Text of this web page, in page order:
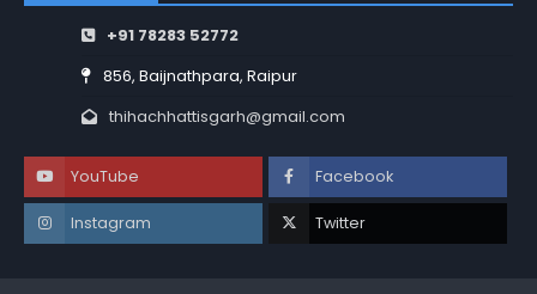
+91 78283 52772
856, Baijnathpara, Raipur
thihachhattisgarh@gmail.com
YouTube Facebook
Instagram Twitter